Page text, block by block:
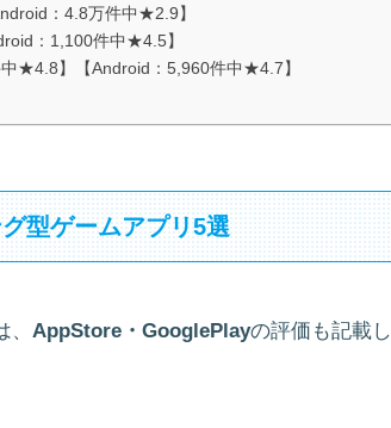
：4.8万件中★2.9】
：1,100件中★4.5】
★4.8】【Android：5,960件中★4.7】
型ゲームアプリ5選
AppStore・GooglePlayの評価も記載